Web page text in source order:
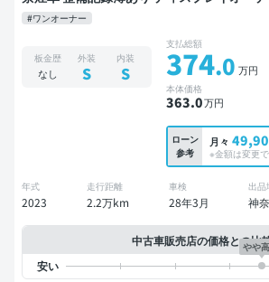
#ワンオーナー
板金歴
なし
外装
S
内装
S
支払総額
374.0 万円
本体価格
363.0万円
ローン
参考
月々
※金額は変更で
年式
2023
走行距離
2.2万km
車検
28年3月
出品
神
中古車販売店の価格との比
やや